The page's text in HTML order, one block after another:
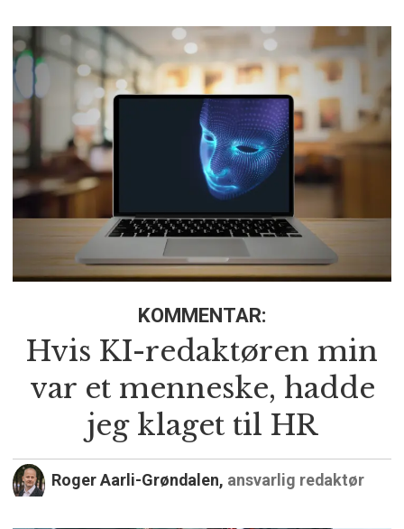
KOMMENTAR:
Hvis KI-redaktøren min
var et menneske, hadde
jeg klaget til HR
Roger Aarli-Grøndalen, ansvarlig redaktør